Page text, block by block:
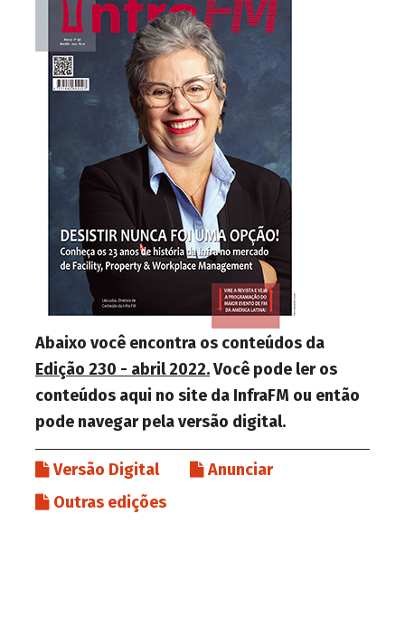
Abaixo você encontra os conteúdos da
Edição 230 - abril 2022.Você pode ler os
conteúdos aqui no site da InfraFM ou então
pode navegar pela versão digital.
Versão Digital
Anunciar
Outras edições